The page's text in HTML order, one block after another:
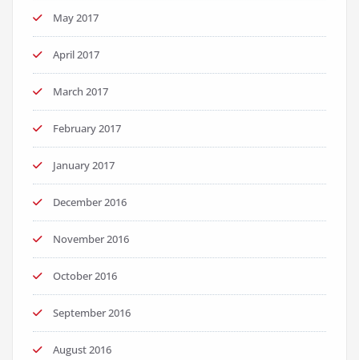
May 2017
April 2017
March 2017
February 2017
January 2017
December 2016
November 2016
October 2016
September 2016
August 2016